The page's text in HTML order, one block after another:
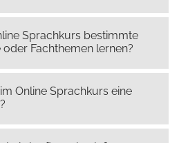
Sprachkurs bestimmte
Fachthemen lernen?
Online Sprachkurs eine